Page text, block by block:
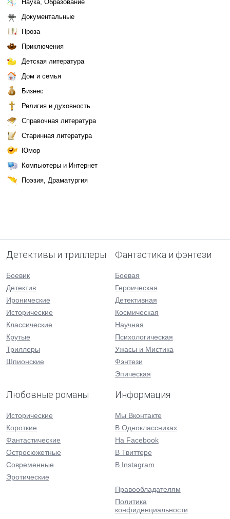
Наука, Образование
Документальные
Проза
Приключения
Детская литература
Дом и семья
Бизнес
Религия и духовность
Справочная литература
Старинная литература
Юмор
Компьютеры и Интернет
Поэзия, Драматургия
Детективы и триллеры
Боевик
Детектив
Иронические
Исторические
Классические
Крутые
Триллеры
Шпионские
Фантастика и фэнтези
Боевая
Героическая
Детективная
Космическая
Научная
Психологическая
Ужасы и Мистика
Фэнтези
Эпическая
Любовные романы
Исторические
Короткие
Фантастические
Остросюжетные
Современные
Эротические
Информация
Мы Вконтакте
В Одноклассниках
На Facebook
В Твиттере
В Instagram
Правообладателям
Политика
конфиденциальности